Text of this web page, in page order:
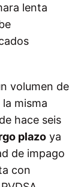
lenta
volumen de
misma
hace seis
plazo ya
de impago
con